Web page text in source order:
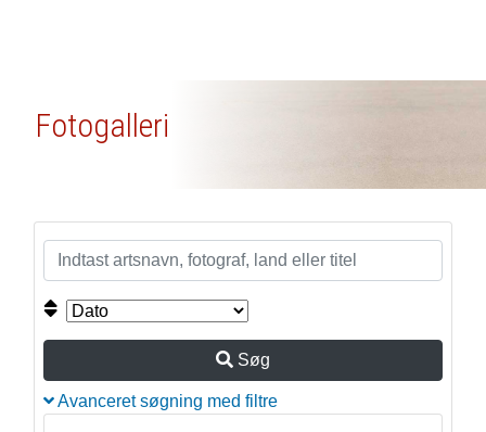
Fotogalleri
Søg
Avanceret søgning med filtre